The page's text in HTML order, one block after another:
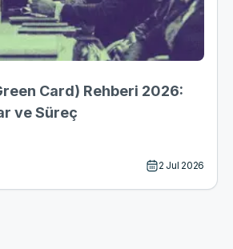
Card) Rehberi 2026:
ve Süreç
2 Jul 2026